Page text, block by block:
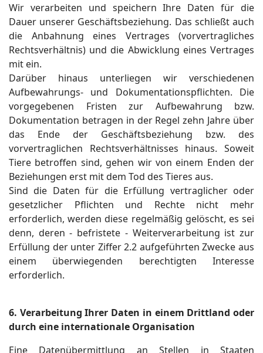
Wir verarbeiten und speichern Ihre Daten für die
Dauer unserer Geschäftsbeziehung. Das schließt auch
die Anbahnung eines Vertrages (vorvertragliches
Rechtsverhältnis) und die Abwicklung eines Vertrages
mit ein.
Darüber hinaus unterliegen wir verschiedenen
Aufbewahrungs- und Dokumentationspflichten. Die
vorgegebenen Fristen zur Aufbewahrung bzw.
Dokumentation betragen in der Regel zehn Jahre über
das Ende der Geschäftsbeziehung bzw. des
vorvertraglichen Rechtsverhältnisses hinaus. Soweit
Tiere betroffen sind, gehen wir von einem Enden der
Beziehungen erst mit dem Tod des Tieres aus.
Sind die Daten für die Erfüllung vertraglicher oder
gesetzlicher Pflichten und Rechte nicht mehr
erforderlich, werden diese regelmäßig gelöscht, es sei
denn, deren - befristete - Weiterverarbeitung ist zur
Erfüllung der unter Ziffer 2.2 aufgeführten Zwecke aus
einem überwiegenden berechtigten Interesse
erforderlich.
6. Verarbeitung Ihrer Daten in einem Drittland oder
durch eine internationale Organisation
Eine Datenübermittlung an Stellen in Staaten